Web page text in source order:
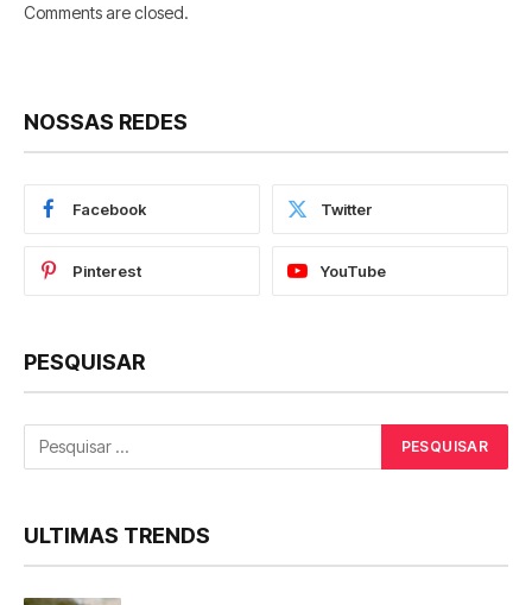
Comments are closed.
NOSSAS REDES
Facebook Twitter
Pinterest YouTube
PESQUISAR
ULTIMAS TRENDS